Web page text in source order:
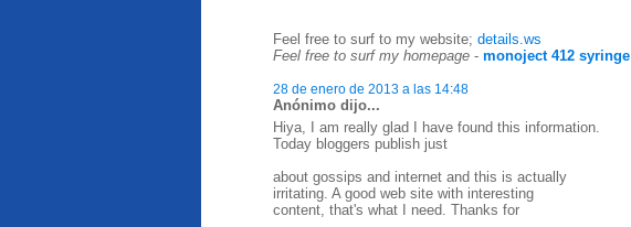
Feel free to surf to my website; details.ws
Feel free to surf my homepage - monoject 412 syringe
28 de enero de 2013 a las 14:48
Anónimo dijo...
Hiya, I am really glad I have found this information.
Today bloggers publish just
about gossips and internet and this is actually
irritating. A good web site with interesting
content, that's what I need. Thanks for